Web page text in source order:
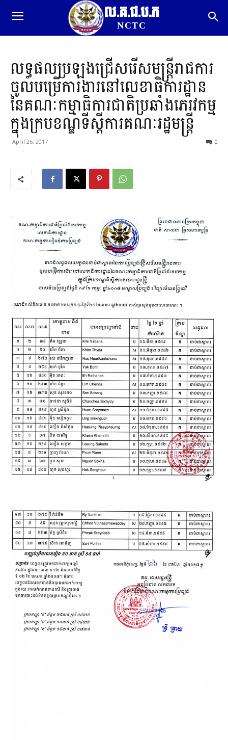
ល.គ.ជ.ប.ភ
NCTC
លទ្ធផលប្រឡងជ្រើសរើសមន្ត្រីរាជការ
ចូលបម្រើការងារនៅលេខាធិការដ្ឋាន
នៃគណៈកម្មាធិការជាតិប្រឆាំងភេរវកម្ម
ក្នុងក្របខណ្ឌទីស្តីការគណៈរដ្ឋមន្ត្រី
April 26, 2017 0